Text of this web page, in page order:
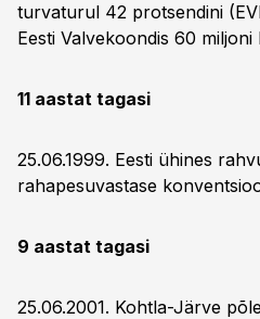
turvaturul 42 protsendini
Eesti Valvekoondis 60
11 aastat tagasi
25.06.1999. Eesti ühines
rahapesuvastase
9 aastat tagasi
25.06.2001. Kohtla-Järve